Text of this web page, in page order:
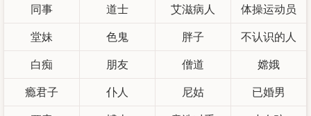
同事 道士 艾滋病人 体操运动员
堂妹 色鬼 胖子 不认识的人
白痴 朋友 僧道 嫦娥
瘾君子 仆人 尼姑 已婚男